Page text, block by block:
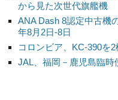
から見た次世代旗艦機
ANA Dash 8認定中古
年8月2日-8日
コロンビア、KC-390
JAL、福岡－鹿児島臨